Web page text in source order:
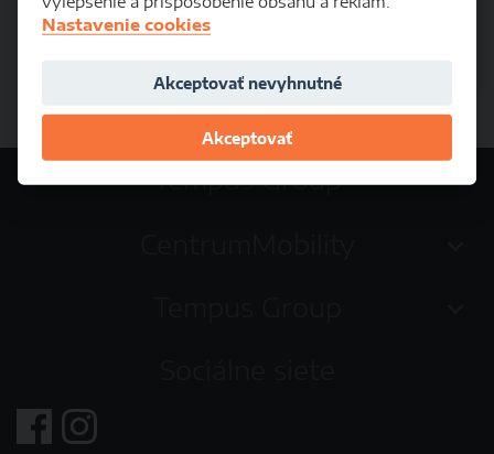
Tempus Group
Nastavenie cookies
Akceptovať nevyhnutné
Akceptovať